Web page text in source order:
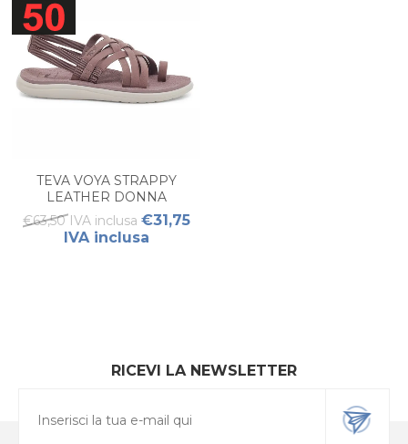
TEVA VOYA STRAPPY
LEATHER DONNA
€63,50 IVA inclusa €31,75
IVA inclusa
RICEVI LA NEWSLETTER